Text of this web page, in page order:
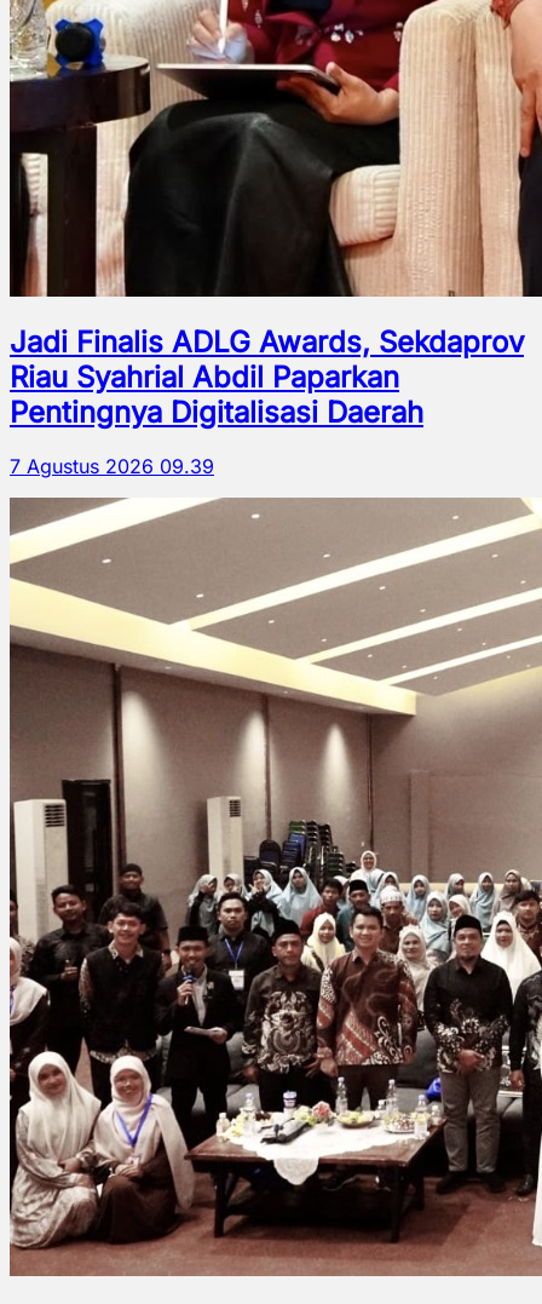
Jadi Finalis ADLG Awards, Sekdaprov
Riau Syahrial Abdil Paparkan
Pentingnya Digitalisasi Daerah
7 Agustus 2026 09.39